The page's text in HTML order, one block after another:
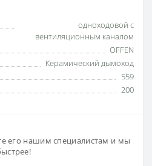
одноходовой с
вентиляционным каналом
OFFEN
Керамический дымоход
559
200
его нашим специалистам и мы